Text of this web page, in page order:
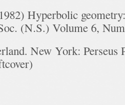
Hyperbolic
(N.S.) Volume 6,
New York: